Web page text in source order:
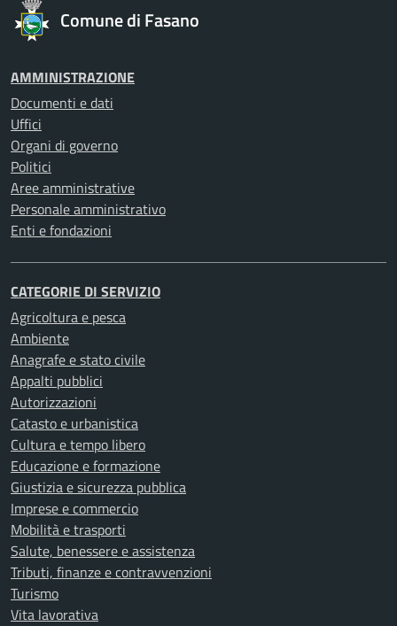
Comune di Fasano
AMMINISTRAZIONE
Documenti e dati
Uffici
Organi di governo
Politici
Aree amministrative
Personale amministrativo
Enti e fondazioni
CATEGORIE DI SERVIZIO
Agricoltura e pesca
Ambiente
Anagrafe e stato civile
Appalti pubblici
Autorizzazioni
Catasto e urbanistica
Cultura e tempo libero
Educazione e formazione
Giustizia e sicurezza pubblica
Imprese e commercio
Mobilità e trasporti
Salute, benessere e assistenza
Tributi, finanze e contravvenzioni
Turismo
Vita lavorativa